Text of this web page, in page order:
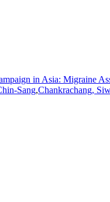
in Asia: Migraine
Sang,Chankrachang,